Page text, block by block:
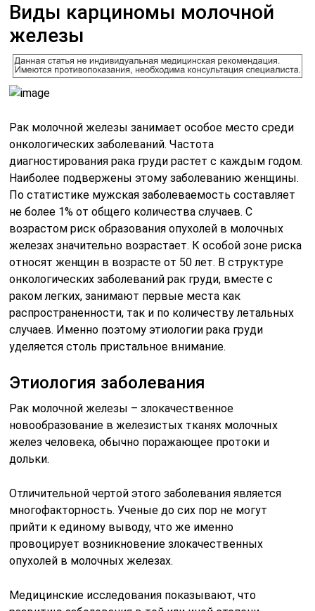
Виды карциномы молочной
железы
Рак молочной железы занимает особое место среди
онкологических заболеваний. Частота
диагностирования рака груди растет с каждым годом.
Наиболее подвержены этому заболеванию женщины.
По статистике мужская заболеваемость составляет
не более 1% от общего количества случаев. С
возрастом риск образования опухолей в молочных
железах значительно возрастает. К особой зоне риска
относят женщин в возрасте от 50 лет. В структуре
онкологических заболеваний рак груди, вместе с
раком легких, занимают первые места как
распространенности, так и по количеству летальных
случаев. Именно поэтому этиологии рака груди
уделяется столь пристальное внимание.
Этиология заболевания
Рак молочной железы – злокачественное
новообразование в железистых тканях молочных
желез человека, обычно поражающее протоки и
дольки.
Отличительной чертой этого заболевания является
многофакторность. Ученые до сих пор не могут
прийти к единому выводу, что же именно
провоцирует возникновение злокачественных
опухолей в молочных железах.
Медицинские исследования показывают, что